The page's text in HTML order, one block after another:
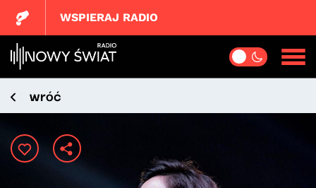
WSPIERAJ RADIO
wróć